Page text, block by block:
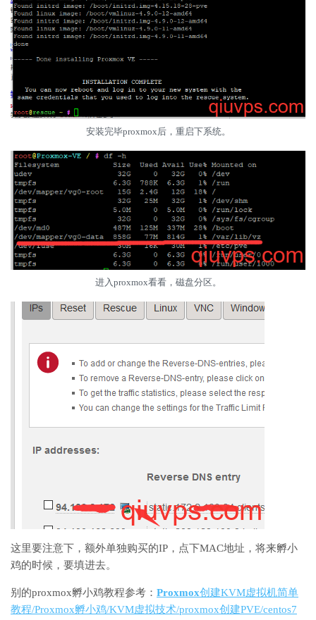
安装完毕proxmox后，重启下系统。
进入proxmox看看，磁盘分区。
这里要注意下，额外单独购买的IP，点下MAC地址，将来孵小
鸡的时候，要填进去。
别的proxmox孵小鸡教程参考： Proxmox创建KVM虚拟机简单
教程/Proxmox孵小鸡/KVM虚拟技术/proxmox创建PVE/centos7